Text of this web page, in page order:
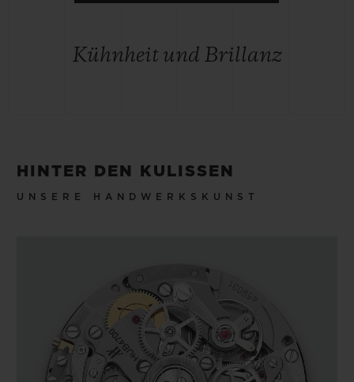
Kühnheit und Brillanz
HINTER DEN KULISSEN
UNSERE HANDWERKSKUNST